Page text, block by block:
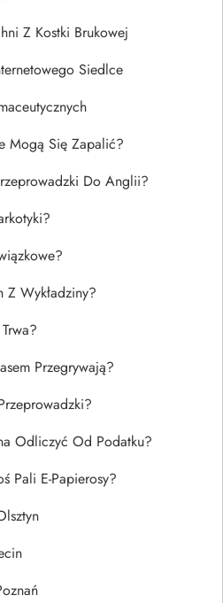
Z Kostki Brukowej
Siedlce
Mogą Się Zapalić?
Do Anglii?
Z Wykładziny?
Przegrywają?
Odliczyć Od Podatku?
Pali E-Papierosy?